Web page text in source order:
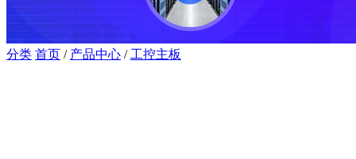
分类 首页 / 产品中心 / 工控主板